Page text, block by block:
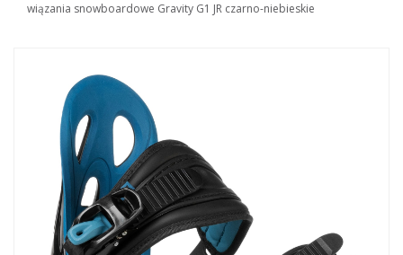
wiązania snowboardowe Gravity G1 JR czarno-niebieskie